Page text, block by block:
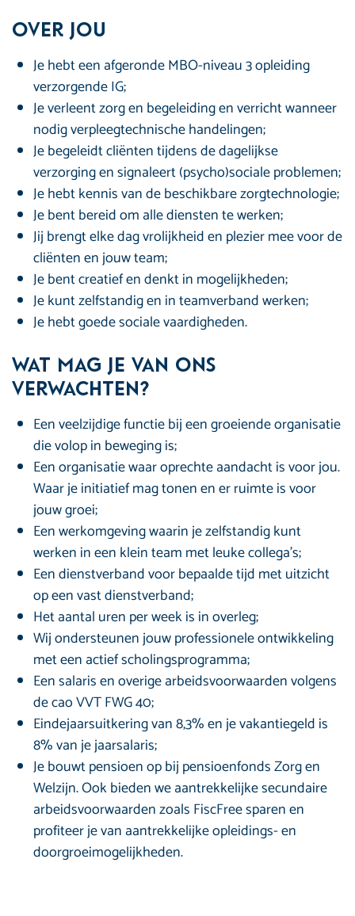
Over jou
Je hebt een afgeronde MBO-niveau 3 opleiding
verzorgende IG;
Je verleent zorg en begeleiding en verricht wanneer
nodig verpleegtechnische handelingen;
Je begeleidt cliënten tijdens de dagelijkse
verzorging en signaleert (psycho)sociale problemen;
Je hebt kennis van de beschikbare zorgtechnologie;
Je bent bereid om alle diensten te werken;
Jij brengt elke dag vrolijkheid en plezier mee voor de
cliënten en jouw team;
Je bent creatief en denkt in mogelijkheden;
Je kunt zelfstandig en in teamverband werken;
Je hebt goede sociale vaardigheden.
Wat mag je van ons
verwachten?
Een veelzijdige functie bij een groeiende organisatie
die volop in beweging is;
Een organisatie waar oprechte aandacht is voor jou.
Waar je initiatief mag tonen en er ruimte is voor
jouw groei;
Een werkomgeving waarin je zelfstandig kunt
werken in een klein team met leuke collega’s;
Een dienstverband voor bepaalde tijd met uitzicht
op een vast dienstverband;
Het aantal uren per week is in overleg;
Wij ondersteunen jouw professionele ontwikkeling
met een actief scholingsprogramma;
Een salaris en overige arbeidsvoorwaarden volgens
de cao VVT FWG 40;
Eindejaarsuitkering van 8,3% en je vakantiegeld is
8% van je jaarsalaris;
Je bouwt pensioen op bij pensioenfonds Zorg en
Welzijn. Ook bieden we aantrekkelijke secundaire
arbeidsvoorwaarden zoals FiscFree sparen en
profiteer je van aantrekkelijke opleidings- en
doorgroeimogelijkheden.